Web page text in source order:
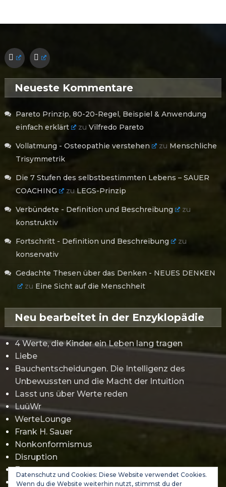
Neueste Kommentare
Pareto Prinzip, 80-20-Regel, Beispiel & Anwendung
einfach erklärt
zuVilfredo Pareto
Vollatmung - Osteopathie verstehen zu Menschliche
Trisymmetrik
Die 7 Stufen des selbstbestimmten Lebens – SAUER
COACHING
zu LEGS-Prinzip
Verbündete - Definition und Beschreibung
zu
konstruktiv
Fortschritt - Definition und Beschreibung
zu
konservativ
Gedachte Thesen über das Denken - NEUES DENKEN
zu Eine Sicht auf die Menschheit
Neu bearbeitet in der Enzyklopädie
4 Werte, die Kinder ein Leben lang tragen
Liebe
Bauchentscheidungen. Die Intelligenz des
Unbewussten und die Macht der Intuition
Lasst uns über Werte reden
LuüWr
WerteLounge
Frank H. Sauer
Nonkonformismus
Disruption
Erwartungsmanagement
Gamification
Datenschutz und Cookies: Diese Website verwendet Cookies.
Wenn du die Website weiterhin nutzt, stimmst du der